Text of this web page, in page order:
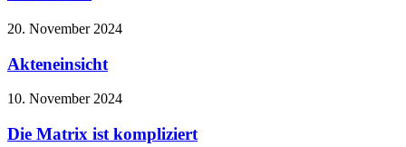
20. November 2024
Akteneinsicht
10. November 2024
Die Matrix ist kompliziert